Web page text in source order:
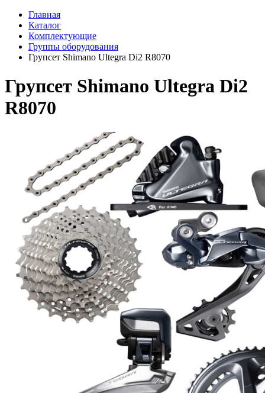
Главная
Каталог
Комплектующие
Группы оборудования
Групсет Shimano Ultegra Di2 R8070
Групсет Shimano Ultegra Di2
R8070